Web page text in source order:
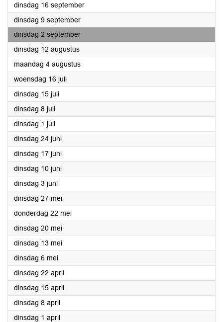
dinsdag 16 september2025
dinsdag 9 september2025
dinsdag 2 september2025
dinsdag 12 augustus2025
maandag 4 augustus2025
woensdag 16 juli2025
dinsdag 15 juli2025
dinsdag 8 juli2025
dinsdag 1 juli2025
dinsdag 24 juni2025
dinsdag 17 juni2025
dinsdag 10 juni2025
dinsdag 3 juni2025
dinsdag 27 mei2025
donderdag 22 mei2025
dinsdag 20 mei2025
dinsdag 13 mei2025
dinsdag 6 mei2025
dinsdag 22 april2025
dinsdag 15 april2025
dinsdag 8 april2025
dinsdag 1 april2025